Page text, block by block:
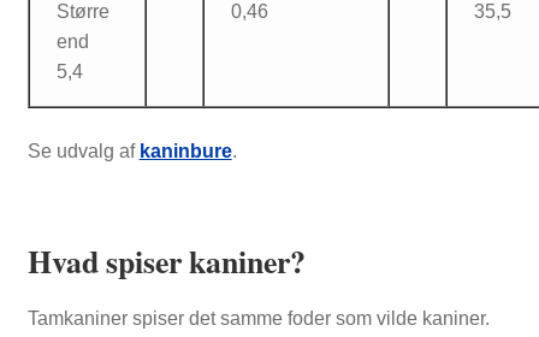
Større
end
5,4
0,46 35,5
Se udvalg af kaninbure.
Hvad spiser kaniner?
Tamkaniner spiser det samme foder som vilde kaniner.